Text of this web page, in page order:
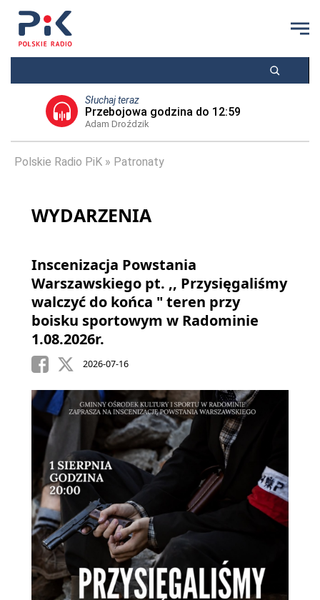
Słuchaj teraz
Przebojowa godzina do 12:59
Adam Droździk
Polskie Radio PiK Patronaty
WYDARZENIA
Inscenizacja Powstania
Warszawskiego pt. ,, Przysięgaliśmy
walczyć do końca " teren przy
boisku sportowym w Radominie
1.08.2026r.
2026-07-16